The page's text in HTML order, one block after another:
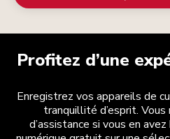
Profitez d’une
Enregistrez vos appareils de
tranquillité d’esprit.
d’assistance si vous en avez